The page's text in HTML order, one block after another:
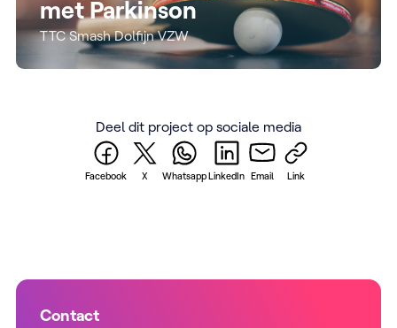
met Parkinson
TTC Smash Dolfijn VZW
Deel dit project op sociale media
Facebook X WhatsappLinkedIn Email Link
Contact